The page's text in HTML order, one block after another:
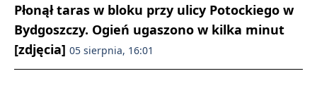
Płonął taras w bloku przy ulicy Potockiego w
Bydgoszczy. Ogień ugaszono w kilka minut
[zdjęcia] 05 sierpnia, 16:01